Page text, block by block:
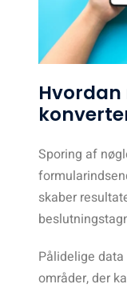
Hvordan
Sporing af
skaber
Pålidelige
områder, der